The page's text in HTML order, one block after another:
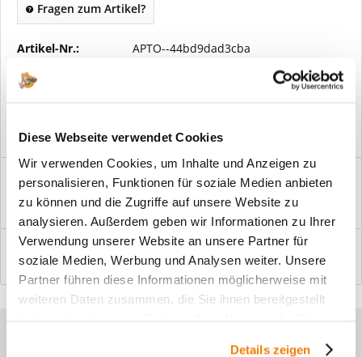
Diese Webseite verwendet Cookies
Wir verwenden Cookies, um Inhalte und Anzeigen zu
personalisieren, Funktionen für soziale Medien anbieten
zu können und die Zugriffe auf unsere Website zu
analysieren. Außerdem geben wir Informationen zu Ihrer
Verwendung unserer Website an unsere Partner für
soziale Medien, Werbung und Analysen weiter. Unsere
Partner führen diese Informationen möglicherweise mit
weiteren Daten zusammen, die Sie ihnen bereitgestellt
Details zeigen
Fragen zum Artikel?
Artikel-Nr.: APTO--44bd9dad3cba
Vorteile
Windfangelemente online am Bildschirm konfigurieren und
einbaufertig bestellen. In wenigen...
Bewertungen
0
Bewertungen lesen, schreiben und diskutieren...mehr
Sie haben Fragen zu unseren